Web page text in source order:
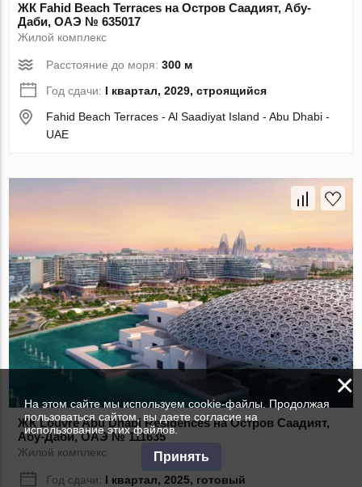
ЖК Fahid Beach Terraces на Остров Саадият, Абу-
Даби, ОАЭ № 635017
Жилой комплекс
Расстояние до моря:300 м
Год сдачи: I квартал, 2029, строящийся
Fahid Beach Terraces - Al Saadiyat Island - Abu Dhabi -
UAE
ЖК Louvre Abu Dhabi Residences на Остров Саадият,
Абу-Даби, ОАЭ № 111635
Жилой комплекс
Год сдачи: I квартал, 2025, готовый
×
На этом сайте мы используем cookie-файлы. Продолжая
пользоваться сайтом, вы даете согласие на
использование этих файлов.
Принять